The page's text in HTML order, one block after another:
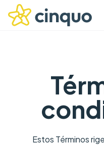
Estos Términos